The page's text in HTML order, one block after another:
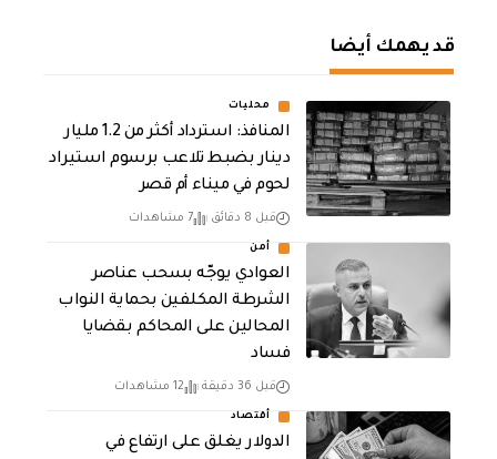
قد يهمك أيضا
محليات
المنافذ: استرداد أكثر من 1.2 مليار
دينار بضبط تلاعب برسوم استيراد
لحوم في ميناء أم قصر
قبل 8 دقائق 7 مشاهدات
أمن
العوادي يوجّه بسحب عناصر
الشرطة المكلفين بحماية النواب
المحالين على المحاكم بقضايا
فساد
قبل 36 دقيقة 12 مشاهدات
أقتصاد
الدولار يغلق على ارتفاع في